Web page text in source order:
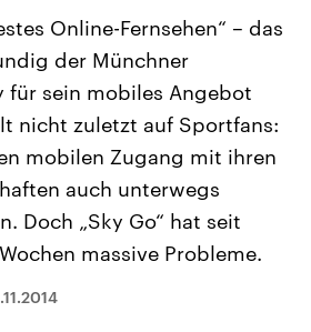
Anhalt
am 6.
neuen
das
aus
Parteien
USA
Aktuelle Beiträge,
Hintergründe
Wirtschaftlich und
gehören die Vereinigten
den mächtigsten Ländern
mit großem Einfluss auf
Online-Fernsehen“ – das
der Münchner
für sein mobiles Angebot
nicht zuletzt auf Sportfans:
mobilen Zugang mit ihren
auch unterwegs
Doch „Sky Go“ hat seit
massive Probleme.